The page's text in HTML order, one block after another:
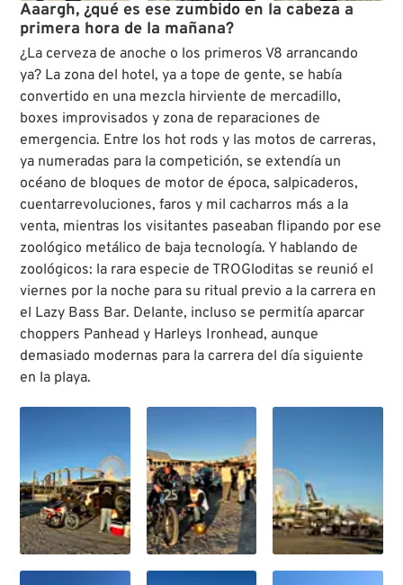
Aaargh, ¿qué es ese zumbido en la cabeza a
primera hora de la mañana?
¿La cerveza de anoche o los primeros V8 arrancando
ya? La zona del hotel, ya a tope de gente, se había
convertido en una mezcla hirviente de mercadillo,
boxes improvisados y zona de reparaciones de
emergencia. Entre los hot rods y las motos de carreras,
ya numeradas para la competición, se extendía un
océano de bloques de motor de época, salpicaderos,
cuentarrevoluciones, faros y mil cacharros más a la
venta, mientras los visitantes paseaban flipando por ese
zoológico metálico de baja tecnología. Y hablando de
zoológicos: la rara especie de TROGloditas se reunió el
viernes por la noche para su ritual previo a la carrera en
el Lazy Bass Bar. Delante, incluso se permitía aparcar
choppers Panhead y Harleys Ironhead, aunque
demasiado modernas para la carrera del día siguiente
en la playa.